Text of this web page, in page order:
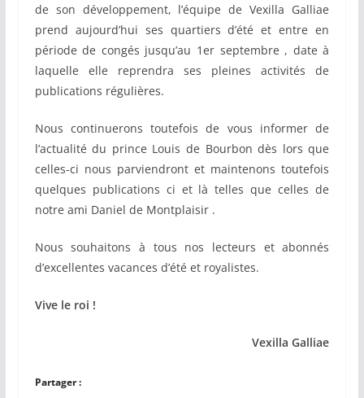
de son développement, l’équipe de Vexilla Galliae
prend aujourd’hui ses quartiers d’été et entre en
période de congés jusqu’au 1er septembre , date à
laquelle elle reprendra ses pleines activités de
publications régulières.
Nous continuerons toutefois de vous informer de
l’actualité du prince Louis de Bourbon dès lors que
celles-ci nous parviendront et maintenons toutefois
quelques publications ci et là telles que celles de
notre ami Daniel de Montplaisir .
Nous souhaitons à tous nos lecteurs et abonnés
d’excellentes vacances d’été et royalistes.
Vive le roi !
Vexilla Galliae
Partager :